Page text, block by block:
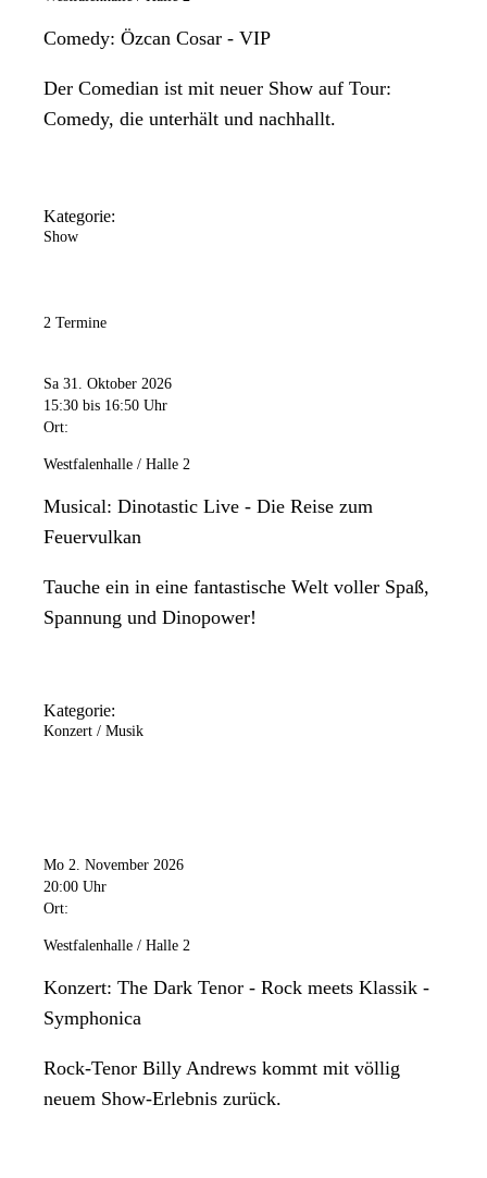
Comedy: Özcan Cosar - VIP
Der Comedian ist mit neuer Show auf Tour:
Comedy, die unterhält und nachhallt.
Kategorie:
Show
2 Termine
Sa 31. Oktober 2026
15:30 bis 16:50 Uhr
Ort:
Westfalenhalle / Halle 2
Musical: Dinotastic Live - Die Reise zum
Feuervulkan
Tauche ein in eine fantastische Welt voller Spaß,
Spannung und Dinopower!
Kategorie:
Konzert / Musik
Mo 2. November 2026
20:00 Uhr
Ort:
Westfalenhalle / Halle 2
Konzert: The Dark Tenor - Rock meets Klassik -
Symphonica
Rock-Tenor Billy Andrews kommt mit völlig
neuem Show-Erlebnis zurück.